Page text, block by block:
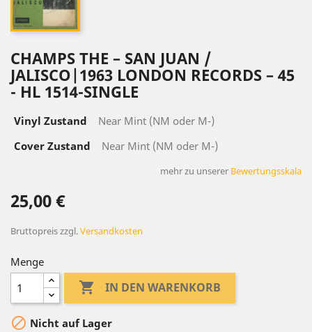
CHAMPS ‎THE – SAN JUAN /
JALISCO|1963 LONDON RECORDS ‎– 45
- HL 1514-SINGLE
Vinyl Zustand
Near Mint (NM oder M-)
Cover Zustand
Near Mint (NM oder M-)
mehr zu unserer Bewertungsskala
25,00 €
Bruttopreiszzgl.Versandkosten
Menge
 IN DEN WARENKORB
 Nicht auf Lager